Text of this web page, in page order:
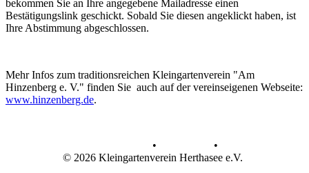
bekommen Sie an Ihre angegebene Mailadresse einen
Bestätigungslink geschickt. Sobald Sie diesen angeklickt haben, ist
Ihre Abstimmung abgeschlossen.
Mehr Infos zum traditionsreichen Kleingartenverein "Am
Hinzenberg e. V." finden Sie auch auf der vereinseigenen Webseite:
www.hinzenberg.de.
•
•
© 2026 Kleingartenverein Herthasee e.V.